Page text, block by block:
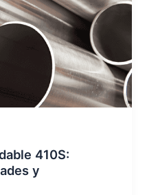
410S:
y